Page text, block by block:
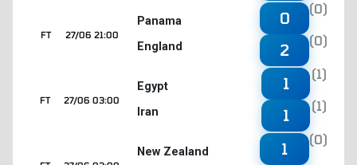
27/06 21:00
FT
Panama
England
0
(0)
2
(0)
27/06 03:00
FT
Egypt
Iran
1
(1)
1
(1)
New Zealand 1
(0)